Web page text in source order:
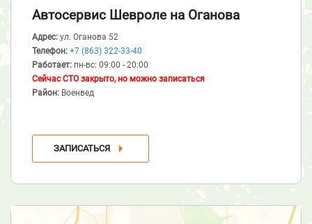
Автосервис Шевроле на Оганова
Адрес: ул. Оганова 52
Телефон: +7 (863) 322-33-40
Работает: пн-вс: 09:00 - 20:00
Сейчас СТО закрыто, но можно записаться
Район: Военвед
ЗАПИСАТЬСЯ